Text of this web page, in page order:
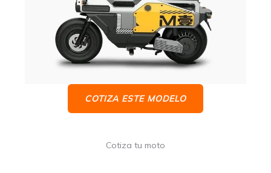
COTIZA ESTE MODELO
Cotiza tu moto